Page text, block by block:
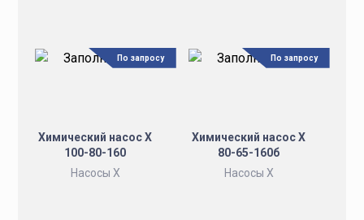
Химический насос Х
100-80-160
Насосы Х
По запросу
Химический насос Х
80-65-160б
Насосы Х
По запросу